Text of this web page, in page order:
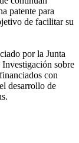
patente para
de facilitar su
por la Junta
sobre
con
desarrollo de